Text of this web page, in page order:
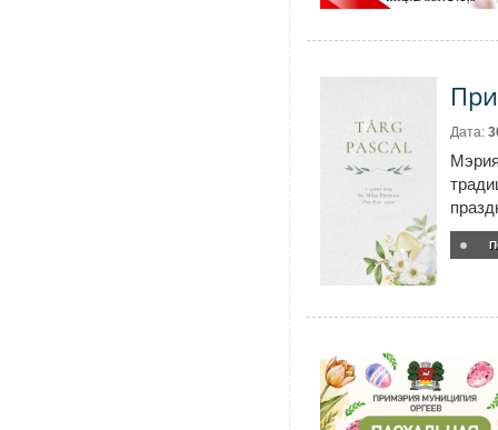
Дата: